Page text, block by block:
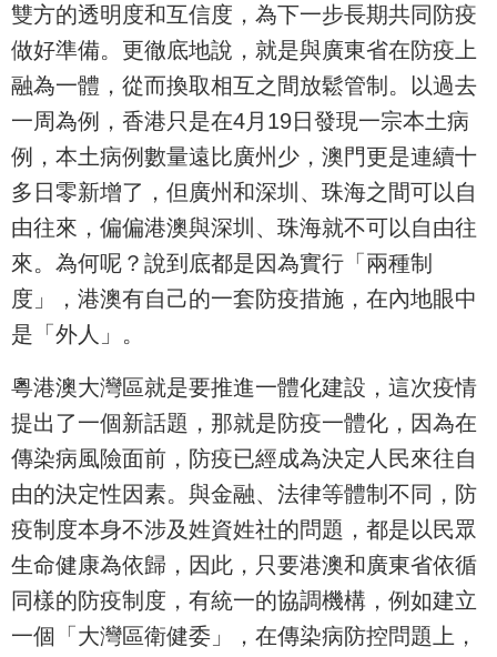
雙方的透明度和互信度，為下一步長期共同防疫
做好準備。更徹底地說，就是與廣東省在防疫上
融為一體，從而換取相互之間放鬆管制。以過去
一周為例，香港只是在4月19日發現一宗本土病
例，本土病例數量遠比廣州少，澳門更是連續十
多日零新增了，但廣州和深圳、珠海之間可以自
由往來，偏偏港澳與深圳、珠海就不可以自由往
來。為何呢？說到底都是因為實行「兩種制
度」，港澳有自己的一套防疫措施，在內地眼中
是「外人」。
粵港澳大灣區就是要推進一體化建設，這次疫情
提出了一個新話題，那就是防疫一體化，因為在
傳染病風險面前，防疫已經成為決定人民來往自
由的決定性因素。與金融、法律等體制不同，防
疫制度本身不涉及姓資姓社的問題，都是以民眾
生命健康為依歸，因此，只要港澳和廣東省依循
同樣的防疫制度，有統一的協調機構，例如建立
一個「大灣區衛健委」，在傳染病防控問題上，